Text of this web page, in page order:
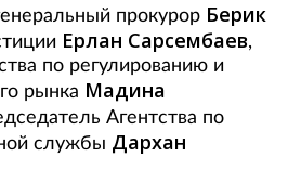
прокурор Берик
Ерлан Сарсембаев,
по регулированию и
рынка Мадина
Агентства по
службы Дархан